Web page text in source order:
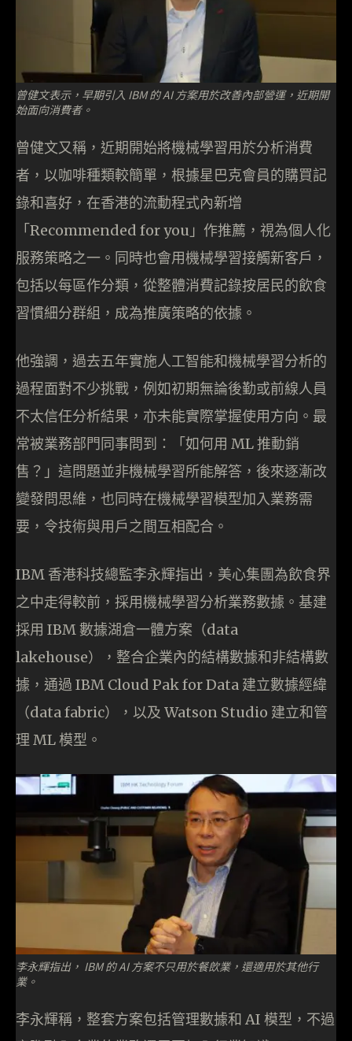
曾健文表示， 早期引入 IBM 的 AI 方案用於改善內部營運，近期開
始面向消費者。
曾健文又稱，近期開始將機械學習用於分析消費
者，以咖啡種類較簡單，根據星巴克會員的購買記
錄和喜好，在香港的流動程式內新增
「Recommended for you」作推薦，視為個人化
服務策略之一。​​同時也會用機械學習接觸新客戶，
包括以每區作分類，從整體消費記錄按居民的飲食
習慣細分群組，成為推廣策略的依據。
他強調，過去五年實施人工智能和機械學習分析的
過程面對不少挑戰，例如初期無論後勤或前線人員
不太信任分析結果，亦未能實際掌握使用方向。最
常被業務部門同事問到：「如何用 ML 推動銷
售？」這問題並非機械學習所能解答，後來逐漸改
變發問思維，也同時在機械學習模型加入業務需
要，令技術與用戶之間互相配合。
IBM 香港科技總監李永輝指出，美心集團為飲食界
之中走得較前，採用機械學習分析業務數據。基建
採用 IBM 數據湖倉一體方案（data
lakehouse），整合企業內的結構數據和非結構數
據，通過 IBM Cloud Pak for Data 建立數據經緯
（data fabric），以及 Watson Studio 建立和管
理 ML 模型。
李永輝指出， IBM 的 AI 方案不只用於餐欴業，還適用於其他行
業。
李永輝稱，整套方案包括管理數據和 AI 模型，不過